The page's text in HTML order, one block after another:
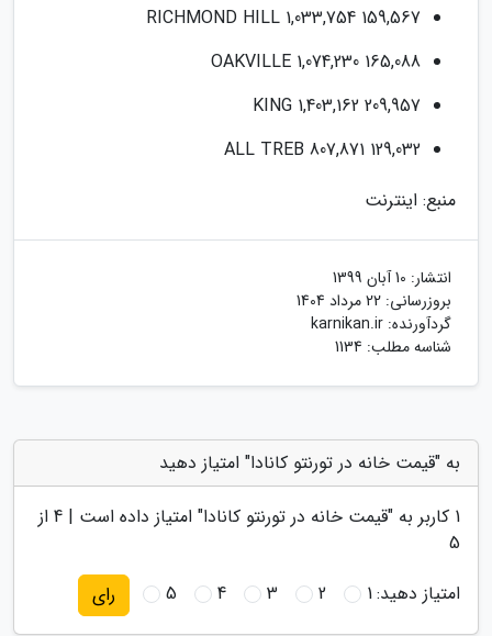
RICHMOND HILL 1,033,754 159,567
OAKVILLE 1,074,230 165,088
KING 1,403,162 209,957
ALL TREB 807,871 129,032
منبع: اینترنت
انتشار: 10 آبان 1399
بروزرسانی: 22 مرداد 1404
گردآورنده: karnikan.ir
شناسه مطلب: 1134
به "قیمت خانه در تورنتو کانادا" امتیاز دهید
1 کاربر به "قیمت خانه در تورنتو کانادا" امتیاز داده است | 4 از
5
امتیاز دهید:1
2
3
4
5 رای